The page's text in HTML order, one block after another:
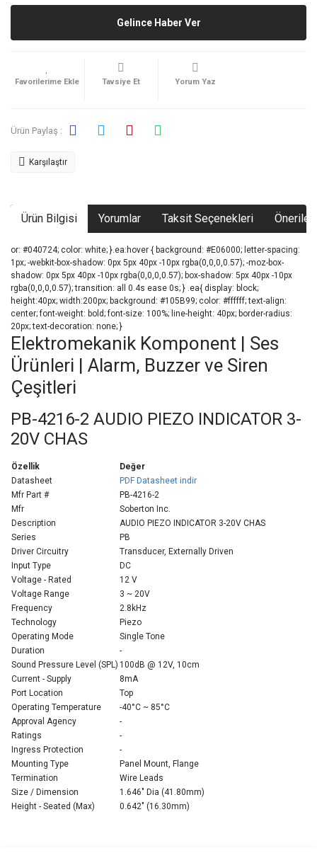
Gelince Haber Ver
Tavsiye Et Yorum Yaz
Ürün Paylaş :
Karşılaştır
Ürün Bilgisi Yorumlar Taksit Seçenekleri
or: #040724; color: white; }.ea:hover { background: #E06000; letter-spacing:
1px; -webkit-box-shadow: 0px 5px 40px -10px rgba(0,0,0,0.57); -moz-box-
shadow: 0px 5px 40px -10px rgba(0,0,0,0.57); box-shadow: 5px 40px -10px
rgba(0,0,0,0.57); transition: all 0.4s ease 0s; } .ea{ display: block;
height:40px; width:200px; background: #105B99; color: #ffffff; text-align:
center; font-weight: bold; font-size: 100%; line-height: 40px; border-radius:
20px; text-decoration: none; }
Elektromekanik Komponent | Ses
Ürünleri | Alarm, Buzzer ve Siren
Çeşitleri
PB-4216-2 AUDIO PIEZO INDICATOR 3-
20V CHAS
Özellik
Değer
Datasheet
PDF Datasheet indir
Mfr Part #
PB-4216-2
Mfr
Soberton Inc.
Description
AUDIO PIEZO INDICATOR 3-20V CHAS
Series
PB
Driver Circuitry
Transducer, Externally Driven
Input Type
DC
Voltage - Rated
12 V
Voltage Range
3 ~ 20V
Frequency
2.8kHz
Technology
Piezo
Operating Mode
Single Tone
Duration
-
Sound Pressure Level (SPL) 100dB @ 12V, 10cm
Current - Supply
8mA
Port Location
Top
Operating Temperature
-40°C ~ 85°C
Approval Agency
-
Ratings
-
Ingress Protection
-
Mounting Type
Panel Mount, Flange
Termination
Wire Leads
Size / Dimension
1.646" Dia (41.80mm)
Height - Seated (Max)
0.642" (16.30mm)